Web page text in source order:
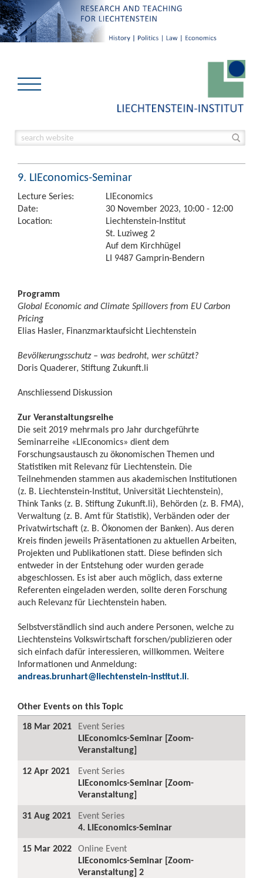
9. LIEconomics-Seminar
Lecture Series:
LIEconomics
Date:
30 November 2023, 10:00 - 12:00
Location:
Liechtenstein-Institut
St. Luziweg 2
Auf dem Kirchhügel
LI 9487 Gamprin-Bendern
Programm
Global Economic and Climate Spillovers from EU Carbon
Pricing
Elias Hasler, Finanzmarktaufsicht Liechtenstein
Bevölkerungsschutz – was bedroht, wer schützt?
Doris Quaderer, Stiftung Zukunft.li
Anschliessend Diskussion
Zur Veranstaltungsreihe
Die seit 2019 mehrmals pro Jahr durchgeführte
Seminarreihe «LIEconomics» dient dem
Forschungsaustausch zu ökonomischen Themen und
Statistiken mit Relevanz für Liechtenstein. Die
Teilnehmenden stammen aus akademischen Institutionen
(z. B. Liechtenstein-Institut, Universität Liechtenstein),
Think Tanks (z. B. Stiftung Zukunft.li), Behörden (z. B. FMA),
Verwaltung (z. B. Amt für Statistik), Verbänden oder der
Privatwirtschaft (z. B. Ökonomen der Banken). Aus deren
Kreis finden jeweils Präsentationen zu aktuellen Arbeiten,
Projekten und Publikationen statt. Diese befinden sich
entweder in der Entstehung oder wurden gerade
abgeschlossen. Es ist aber auch möglich, dass externe
Referenten eingeladen werden, sollte deren Forschung
auch Relevanz für Liechtenstein haben.
Selbstverständlich sind auch andere Personen, welche zu
Liechtensteins Volkswirtschaft forschen/publizieren oder
sich einfach dafür interessieren, willkommen. Weitere
Informationen und Anmeldung:
andreas.brunhart@liechtenstein-institut.li.
Other Events on this Topic
18 Mar 2021
Event Series
LIEconomics-Seminar [Zoom-
Veranstaltung]
12 Apr 2021
Event Series
LIEconomics-Seminar [Zoom-
Veranstaltung]
31 Aug 2021
Event Series
4. LIEconomics-Seminar
15 Mar 2022 Online Event
LIEconomics-Seminar [Zoom-
Veranstaltung] 2